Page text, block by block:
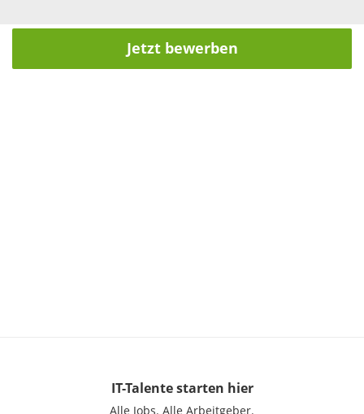
Jetzt bewerben
IT-Talentestarten hier
Alle Jobs. Alle Arbeitgeber.